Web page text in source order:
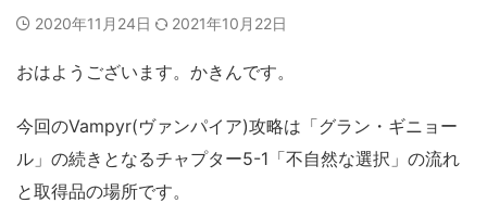
2020年11月24日 2021年10月22日
おはようございます。かきんです。
今回のVampyr(ヴァンパイア)攻略は「グラン・ギニョー
ル」の続きとなるチャプター5-1「不自然な選択」の流れ
と取得品の場所です。